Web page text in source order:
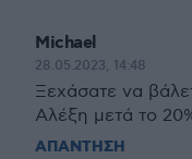
Michael
28.05.2023, 14:48
Ξεχάσατε να
Αλέξη μετά το
ΑΠΑΝΤΗΣΗ